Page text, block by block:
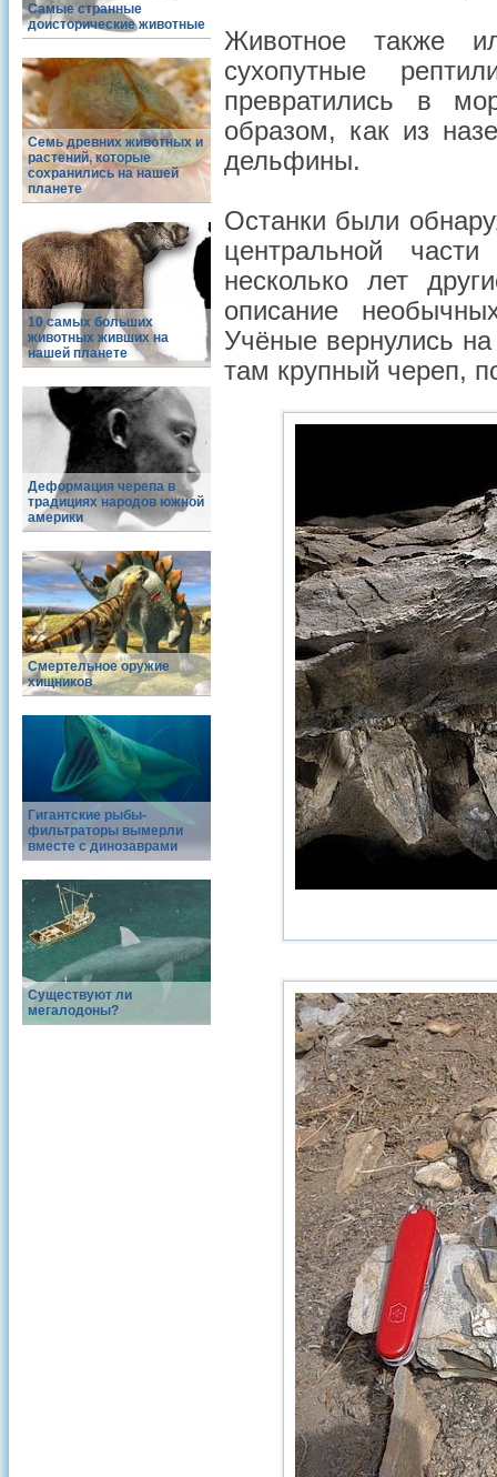
Самые странные
доисторические животные
Семь древних животных и
растений, которые
сохранились на нашей
планете
10 самых больших
животных живших на
нашей планете
Деформация черепа в
традициях народов южной
америки
Смертельное оружие
хищников
Гигантские рыбы-
фильтраторы вымерли
вместе с динозаврами
Существуют ли
мегалодоны?
Животное также
сухопутные
превратились в
образом, как из
дельфины.
Останки были
центральной
несколько лет
описание
Учёные вернулись
там крупный череп,